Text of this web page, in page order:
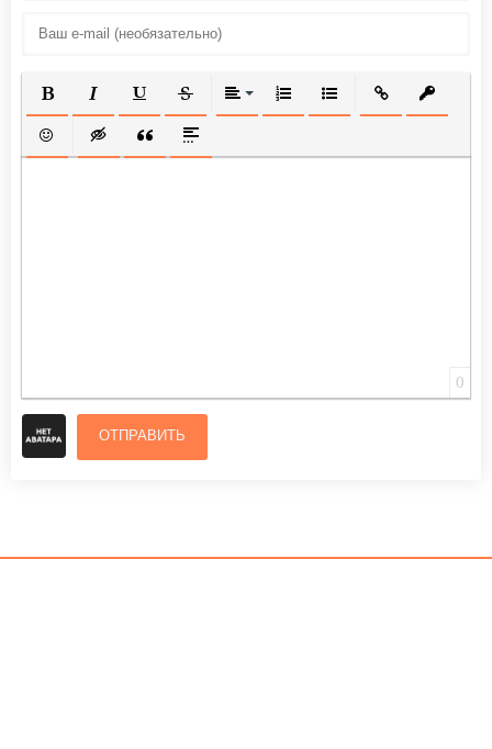
ПОЛУЖИРНЫЙ
КУРСИВПОДЧЕРКНУТЫЙ
ЗАЧЕРКНУТЫЙВЫРАВНИВАНИЕ
НУМЕРОВАННЫЙ СПИСОК
МАРКИРОВАННЫЙ
ВСТАВИТЬ
ВСТАВИТЬ СМАЙЛИК
ВСТАВКА СКРЫТОГО ТЕКСТА
ВСТАВКА ЦИТАТЫ
ВСТАВКА СПОЙЛЕРА
0
ОТПРАВИТЬ